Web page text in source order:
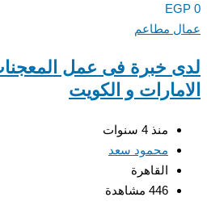
EGP 0
عمال مطاعم
لدى خبرة فى عمل
الامارات و الكويت
منذ 4 سنوات
محمود سعد
القاهرة
446 مشاهدة